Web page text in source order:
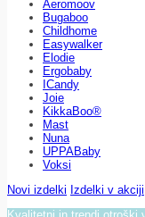
Aeromoov
Bugaboo
Childhome
Easywalker
Elodie
Ergobaby
ICandy
Joie
KikkaBoo®
Mast
Nuna
UPPABaby
Voksi
Novi izdelki Izdelki v akciji